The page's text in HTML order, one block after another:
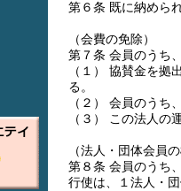
第６条 既に納めら
（会費の免除）
第７条 会員のうち
（１） 協賛金を拠
る。
（２） 会員のうち
（３） この法人の
（法人・団体会員
第８条 会員のうち
行使は、１法人・